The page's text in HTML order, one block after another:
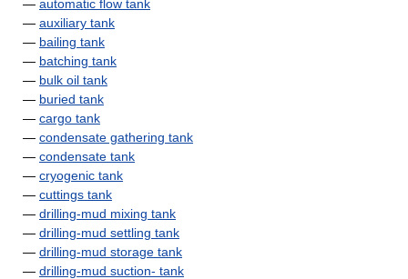
— automatic flow tank
— auxiliary tank
— bailing tank
— batching tank
— bulk oil tank
— buried tank
— cargo tank
— condensate gathering tank
— condensate tank
— cryogenic tank
— cuttings tank
— drilling-mud mixing tank
— drilling-mud settling tank
— drilling-mud storage tank
— drilling-mud suction- tank